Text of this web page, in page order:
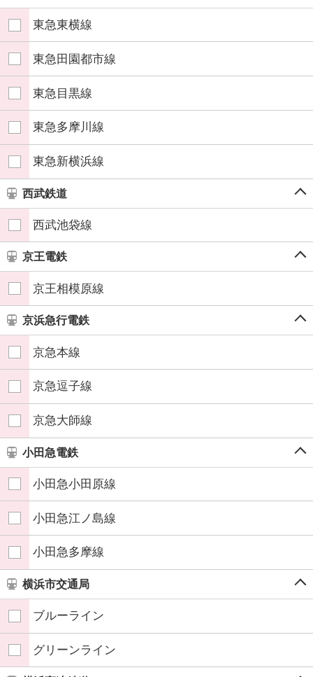
東急東横線
東急田園都市線
東急目黒線
東急多摩川線
東急新横浜線
西武鉄道
西武池袋線
京王電鉄
京王相模原線
京浜急行電鉄
京急本線
京急逗子線
京急大師線
小田急電鉄
小田急小田原線
小田急江ノ島線
小田急多摩線
横浜市交通局
ブルーライン
グリーンライン